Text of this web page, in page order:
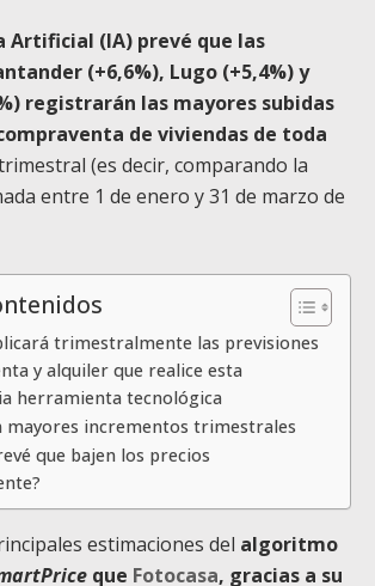
Artificial (IA) prevé que las
(+6,6%), Lugo (+5,4%) y
registrarán las mayores subidas
de viviendas de toda
(es decir, comparando la
entre 1 de enero y 31 de marzo de
trimestralmente las previsiones
y alquiler que realice esta
herramienta tecnológica
mayores incrementos trimestrales
que bajen los precios
estimaciones del algoritmo
que Fotocasa, gracias a su